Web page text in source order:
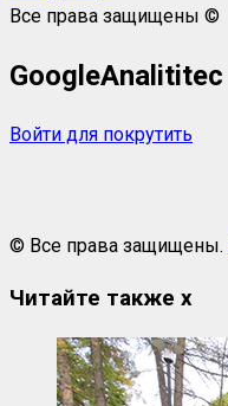
Все права защищены ©
GoogleAnalititec
Войти для покрутить
© Все права защищены.
Читайте также x